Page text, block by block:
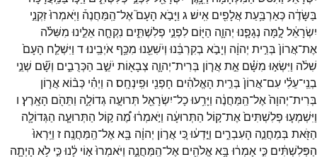
בַּשָּׂדֶ֔ה כְּאַרְבַּ֥עַתאֲלָפִ֖ים אִֽישׁ׃ג וַיָּבֹ֣א הָעָם֮אֶל־הַֽמַּחֲנֶה֒ וַיֹּֽאמְרוּ֙זִקְנֵ֣י
יִשְׂרָאֵ֔ללָ֣מָּה נְגָפָ֧נוּ יְהוָ֛ה הַיּ֖וֹם לִפְנֵ֣י פְלִשְׁתִּ֑ים נִקְחָ֧ה אֵלֵ֣ינוּ מִשִּׁלֹ֗ה
אֶת־אֲרוֹן֙ בְּרִ֣ית יְהוָ֔ה וְיָבֹ֣א בְקִרְבֵּ֔נוּ וְיֹשִׁעֵ֖נוּ מִכַּ֥ף אֹיְבֵֽינוּ׃ד וַיִּשְׁלַ֤ח הָעָם֙
שִׁלֹ֔ה וַיִּשְׂא֣וּ מִשָּׁ֗ם אֵ֣תאֲר֧וֹן בְּרִית־יְהוָ֛ה צְבָא֖וֹת יֹשֵׁ֣ב הַכְּרֻבִ֑ים וְשָׁ֞ם שְׁנֵ֣י
בְנֵֽי־עֵלִ֗י עִם־אֲרוֹן֙ בְּרִ֣ית הָאֱלֹהִ֔ים חָפְנִ֖י וּפִֽינְחָֽס׃ ה וַיְהִ֗י כְּב֨וֹאאֲר֤וֹן
בְּרִית־יְהוָה֙אֶל־הַֽמַּחֲנֶ֔ה וַיָּרִ֥עוּכָל־יִשְׂרָאֵ֖ל תְּרוּעָ֣ה גְדוֹלָ֑ה וַתֵּהֹ֖ם הָאָֽרֶץ׃ ו
וַיִּשְׁמְע֤וּ פְלִשְׁתִּים֙אֶת־ק֣וֹל הַתְּרוּעָ֔ה וַיֹּ֣אמְר֔וּמֶ֠ה ק֣וֹל הַתְּרוּעָ֧ה הַגְּדוֹלָ֛ה
הַזֹּ֖את בְּמַחֲנֵ֣ה הָעִבְרִ֑ים וַיֵּ֣דְע֔וּכִּ֚י אֲר֣וֹן יְהוָ֔ה בָּ֖אאֶל־הַֽמַּחֲנֶֽה׃ ז וַיִּֽרְאוּ֙
הַפְּלִשְׁתִּ֔ים כִּ֣י אָמְר֔וּ בָּ֥אאֱלֹהִ֖ים אֶל־הַֽמַּחֲנֶ֑ה וַיֹּאמְרוּ֙א֣וֹי לָ֔נוּכִּ֣י לֹ֥א הָיְתָ֛ה